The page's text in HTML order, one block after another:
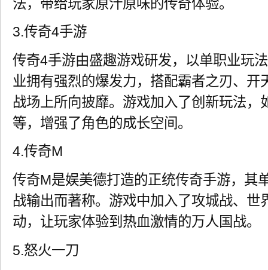
法，带给玩家原汁原味的传奇体验。
3.传奇4手游
传奇4手游由盛趣游戏研发，以单职业玩
业拥有强烈的爆发力，搭配霸者之刃、开
战场上所向披靡。游戏加入了创新玩法，
等，增强了角色的成长空间。
4.传奇M
传奇M是娱美德打造的正统传奇手游，其
战输出而著称。游戏中加入了攻城战、世
动，让玩家体验到热血激情的万人国战。
5.怒火一刀